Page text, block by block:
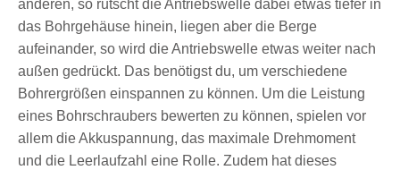
anderen, so rutscht die Antriebswelle dabei etwas tiefer in
das Bohrgehäuse hinein, liegen aber die Berge
aufeinander, so wird die Antriebswelle etwas weiter nach
außen gedrückt. Das benötigst du, um verschiedene
Bohrergrößen einspannen zu können. Um die Leistung
eines Bohrschraubers bewerten zu können, spielen vor
allem die Akkuspannung, das maximale Drehmoment
und die Leerlaufzahl eine Rolle. Zudem hat dieses